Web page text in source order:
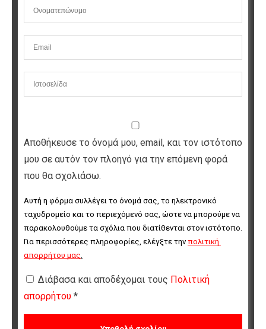
Αποθήκευσε το όνομά μου, email, και τον ιστότοπο
μου σε αυτόν τον πλοηγό για την επόμενη φορά
που θα σχολιάσω.
Αυτή η φόρμα συλλέγει το όνομά σας, το ηλεκτρονικό
ταχυδρομείο και το περιεχόμενό σας, ώστε να μπορούμε να
παρακολουθούμε τα σχόλια που διατίθενται στον ιστότοπο.
Για περισσότερες πληροφορίες, ελέγξτε την πολιτική
απορρήτου μας
Διάβασα και αποδέχομαι τους Πολιτική
απορρήτου *